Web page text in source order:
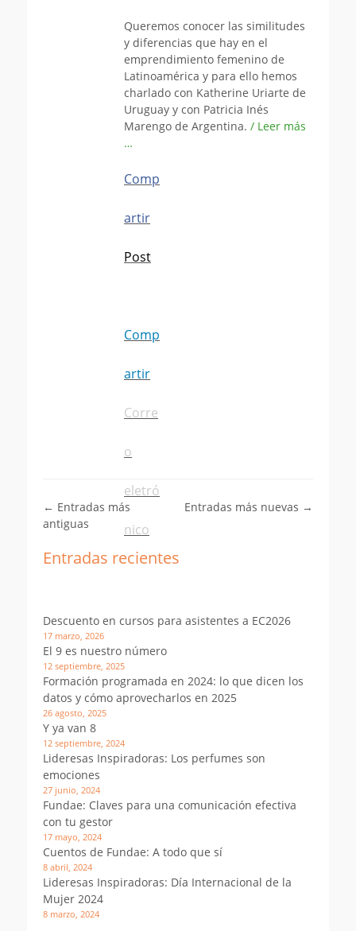
Queremos conocer las similitudes
y diferencias que hay en el
emprendimiento femenino de
Latinoamérica y para ello hemos
charlado con Katherine Uriarte de
Uruguay y con Patricia Inés
Marengo de Argentina. / Leer más
…
Comp
artir
Post
Comp
artir
Corre
o
eletró
nico
Navegación
de
← Entradas más
antiguas
Entradas más nuevas →
Entradas recientes
Descuento en cursos para asistentes a EC2026
17 marzo, 2026
El 9 es nuestro número
12 septiembre, 2025
Formación programada en 2024: lo que dicen los
datos y cómo aprovecharlos en 2025
26 agosto, 2025
Y ya van 8
12 septiembre, 2024
Lideresas Inspiradoras: Los perfumes son
emociones
27 junio, 2024
Fundae: Claves para una comunicación efectiva
con tu gestor
17 mayo, 2024
Cuentos de Fundae: A todo que sí
8 abril, 2024
Lideresas Inspiradoras: Día Internacional de la
Mujer 2024
8 marzo, 2024